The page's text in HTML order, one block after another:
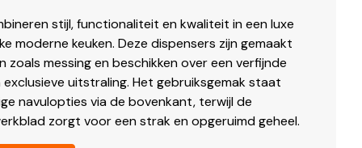
stijl, functionaliteit en kwaliteit in een luxe
moderne keuken. Deze dispensers zijn gemaakt
zoals messing en beschikken over een verfijnde
uitstraling. Het gebruiksgemak staat
navulopties via de bovenkant, terwijl de
zorgt voor een strak en opgeruimd geheel.